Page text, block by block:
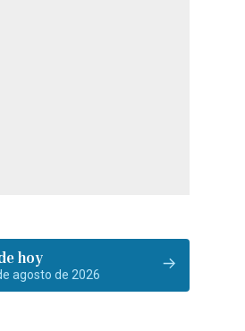
hoy
agosto de 2026